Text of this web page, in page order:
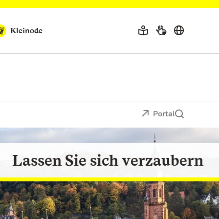
Kleinode
Portal
Lassen Sie sich verzaubern
für Klein und Groß